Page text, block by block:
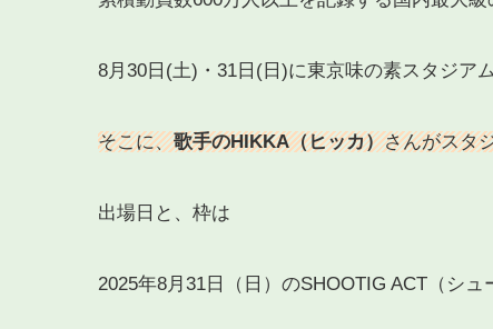
8月30日(土)・31日(日)に東京味の素スタジア
そこに、歌手のHIKKA（ヒッカ）さんがスタ
出場日と、枠は
2025年8月31日（日）のSHOOTIG ACT（シュ